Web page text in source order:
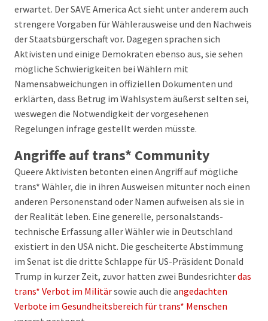
erwartet. Der SAVE America Act sieht unter anderem auch
strengere Vorgaben für Wählerausweise und den Nachweis
der Staatsbürgerschaft vor. Dagegen sprachen sich
Aktivisten und einige Demokraten ebenso aus, sie sehen
mögliche Schwierigkeiten bei Wählern mit
Namensabweichungen in offiziellen Dokumenten und
erklärten, dass Betrug im Wahlsystem äußerst selten sei,
weswegen die Notwendigkeit der vorgesehenen
Regelungen infrage gestellt werden müsste.
Angriffe auf trans* Community
Queere Aktivisten betonten einen Angriff auf mögliche
trans* Wähler, die in ihren Ausweisen mitunter noch einen
anderen Personenstand oder Namen aufweisen als sie in
der Realität leben. Eine generelle, personalstands-
technische Erfassung aller Wähler wie in Deutschland
existiert in den USA nicht. Die gescheiterte Abstimmung
im Senat ist die dritte Schlappe für US-Präsident Donald
Trump in kurzer Zeit, zuvor hatten zwei Bundesrichterdas
trans* Verbot im Militärsowie auch die angedachten
Verbote im Gesundheitsbereich für trans* Menschen